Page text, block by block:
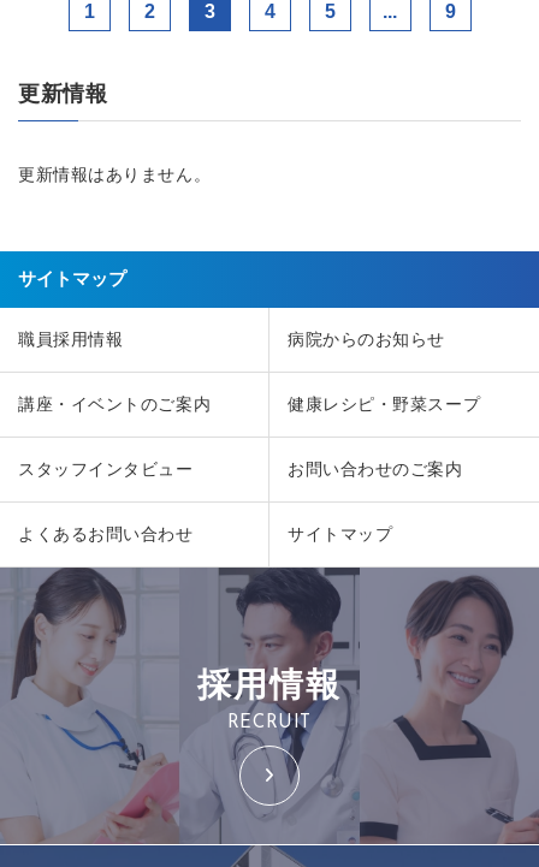
1 2 3 4 5 ... 9
更新情報
更新情報はありません。
サイトマップ
職員採用情報 病院からのお知らせ
講座・イベントのご案内 健康レシピ・野菜スープ
スタッフインタビュー お問い合わせのご案内
よくあるお問い合わせ サイトマップ
採用情報
RECRUIT